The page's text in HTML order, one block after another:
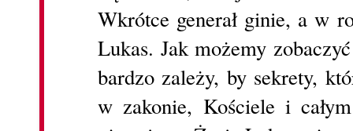
Wkrótce generał ginie, a w
Lukas. Jak możemy
bardzo zależy, by sekrety,
w zakonie, Kościele i